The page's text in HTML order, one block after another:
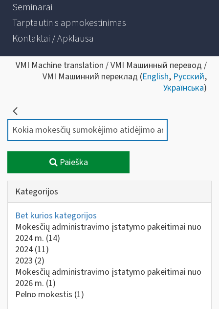
Seminarai
Tarptautinis apmokestinimas
Kontaktai / Apklausa
VMI Machine translation / VMI Машинный перевод /
VMI Машинний переклад (English, Русский,
Українська)
Paieška
Kategorijos
Bet kurios kategorijos
Mokesčių administravimo įstatymo pakeitimai nuo
2024 m. (14)
2024 (11)
2023 (2)
Mokesčių administravimo įstatymo pakeitimai nuo
2026 m. (1)
Pelno mokestis (1)